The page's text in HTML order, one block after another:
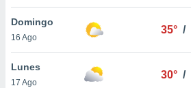
sean
para
Domingo
16 Ago
35° /
Lunes
17 Ago
30° /